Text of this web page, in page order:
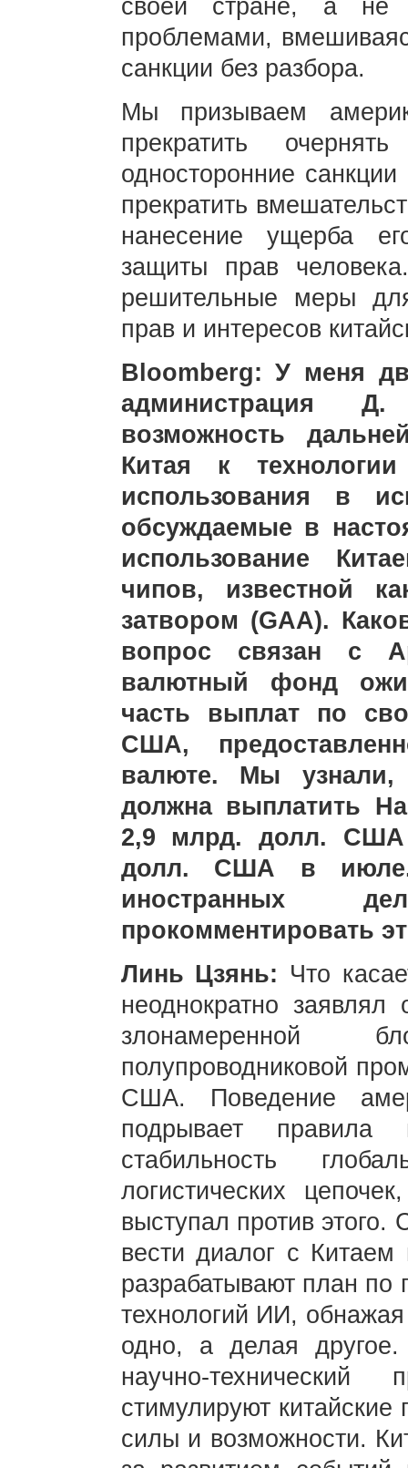
своей стране, а не
проблемами,
санкции без разбора.
Мы призываем
прекратить
односторонние
прекратить
нанесение ущерба
защиты прав
решительные меры
прав и интересов
Bloomberg: У меня
администрация Д.
возможность
Китая к
использования в
обсуждаемые в
использование
чипов, известной
затвором (GAA).
вопрос связан с
валютный фонд
часть выплат по
США,
валюте. Мы узнали,
должна выплатить
2,9 млрд. долл.
долл. США в июле.
иностранных
прокомментировать
Линь Цзянь: Что
неоднократно
злонамеренной
полупроводниковой
США. Поведение
подрывает правила
стабильность
логистических
выступал против
вести диалог с
разрабатывают план по
технологий ИИ,
одно, а делая
научно-
стимулируют
силы и возможности.